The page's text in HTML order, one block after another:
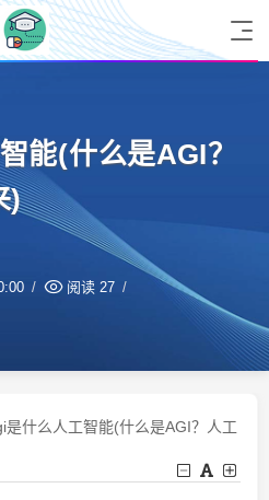
能(什么是AGI？
)
阅读 27
是什么人工智能(什么是AGI？人工